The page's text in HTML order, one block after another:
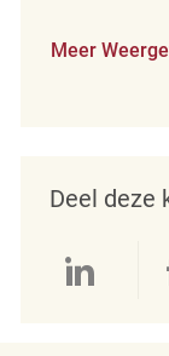
Meer
Deel deze
Delen